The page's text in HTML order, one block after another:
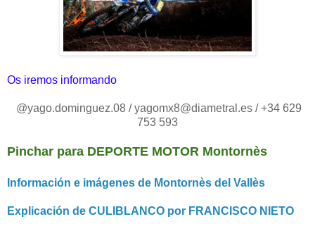
Os iremos informando
@yago.dominguez.08 / yagomx8@diametral.es / +34 629
753 593
Pinchar para DEPORTE MOTOR Montornès
Información e imágenes de Montornès del Vallès
Explicación de CULIBLANCO por FRANCISCO NIETO